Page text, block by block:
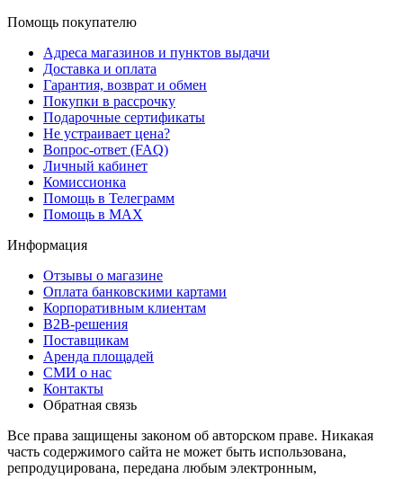
Помощь покупателю
Адреса магазинов и пунктов выдачи
Доставка и оплата
Гарантия, возврат и обмен
Покупки в рассрочку
Подарочные сертификаты
Не устраивает цена?
Вопрос-ответ (FAQ)
Личный кабинет
Комиссионка
Помощь в Телеграмм
Помощь в MAX
Информация
Отзывы о магазине
Оплата банковскими картами
Корпоративным клиентам
B2B-решения
Поставщикам
Аренда площадей
СМИ о нас
Контакты
Обратная связь
Все права защищены законом об авторском праве. Никакая
часть содержимого сайта не может быть использована,
репродуцирована, передана любым электронным,